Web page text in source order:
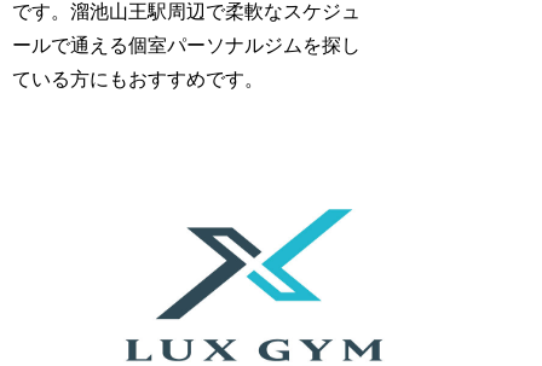
です。溜池山王駅周辺で柔軟なスケジュ
ールで通える個室パーソナルジムを探し
ている方にもおすすめです。